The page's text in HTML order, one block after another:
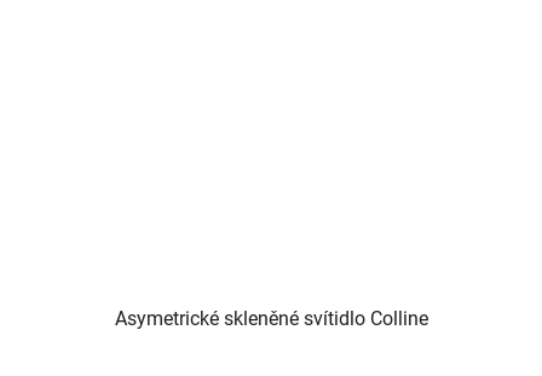
Asymetrické skleněné svítidlo Colline